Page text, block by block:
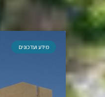
מידע ועדכונים